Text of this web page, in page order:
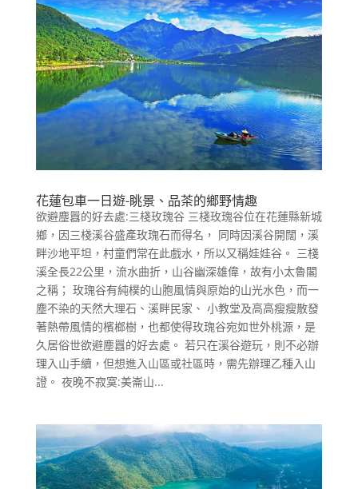
花蓮包車一日遊-眺景、品茶的鄉野情趣
欲避塵囂的好去處:三棧玫瑰谷 三棧玫瑰谷位在花蓮縣新城
鄉，因三棧溪谷盛產玫瑰石而得名， 同時因溪谷開闊，溪
畔沙地平坦，村童們常在此戲水，所以又稱娃娃谷。 三棧
溪全長22公里，流水曲折，山谷幽深雄偉，故有小太魯閣
之稱； 玫瑰谷有純樸的山胞風情與原始的山光水色，而一
塵不染的天然大理石、溪畔民家、 小教堂及高高瘦瘦散發
著熱帶風情的檳榔樹，也都使得玫瑰谷宛如世外桃源，是
久居俗世欲避塵囂的好去處。 若只在溪谷遊玩，則不必辦
理入山手續，但想進入山區或社區時，需先辦理乙種入山
證。 夜晚不寂寞:美崙山...